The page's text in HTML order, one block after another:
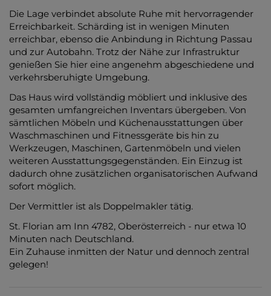
Die Lage verbindet absolute Ruhe mit hervorragender
Erreichbarkeit. Schärding ist in wenigen Minuten
erreichbar, ebenso die Anbindung in Richtung Passau
und zur Autobahn. Trotz der Nähe zur Infrastruktur
genießen Sie hier eine angenehm abgeschiedene und
verkehrsberuhigte Umgebung.
Das Haus wird vollständig möbliert und inklusive des
gesamten umfangreichen Inventars übergeben. Von
sämtlichen Möbeln und Küchenausstattungen über
Waschmaschinen und Fitnessgeräte bis hin zu
Werkzeugen, Maschinen, Gartenmöbeln und vielen
weiteren Ausstattungsgegenständen. Ein Einzug ist
dadurch ohne zusätzlichen organisatorischen Aufwand
sofort möglich.
Der Vermittler ist als Doppelmakler tätig.
St. Florian am Inn 4782, Oberösterreich - nur etwa 10
Minuten nach Deutschland.
Ein Zuhause inmitten der Natur und dennoch zentral
gelegen!